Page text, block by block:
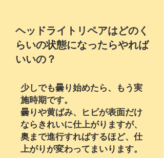
​ヘッドライトリペアはどのく
らいの状態になったらやれば
いいの？
少しでも曇り始めたら、もう実
施時期です。
曇りや黄ばみ、ヒビが表面だけ
ならきれいに仕上がりますが、
奥まで進行すればするほど、仕
上がりが変わってまいります。